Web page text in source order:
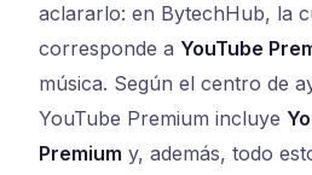
aclararlo: en BytechHub, la
corresponde a YouTube
música. Según el centro de
YouTube Premium incluye
Premium y, además, todo